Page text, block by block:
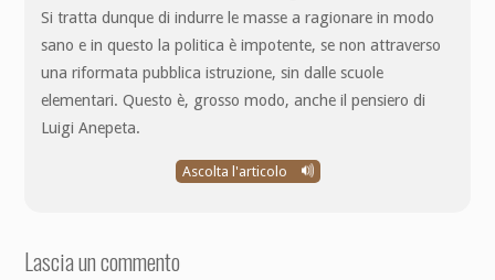
Si tratta dunque di indurre le masse a ragionare in modo
sano e in questo la politica è impotente, se non attraverso
una riformata pubblica istruzione, sin dalle scuole
elementari. Questo è, grosso modo, anche il pensiero di
Luigi Anepeta.
Ascolta l'articolo
Lascia un commento